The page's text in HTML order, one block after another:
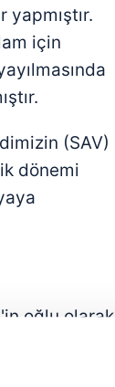
yapmıştır.
için
(SAV)
dönemi
oğlu olarak